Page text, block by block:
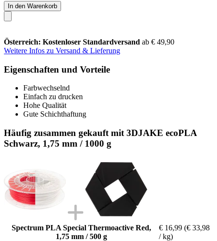
In den Warenkorb
Österreich: Kostenloser Standardversand ab € 49,90
Weitere Infos zu Versand & Lieferung
Eigenschaften und Vorteile
Farbwechselnd
Einfach zu drucken
Hohe Qualität
Gute Schichthaftung
Häufig zusammen gekauft mit 3DJAKE ecoPLA
Schwarz, 1,75 mm / 1000 g
Spectrum PLA Special Thermoactive Red,
1,75 mm / 500 g
€ 16,99 (€ 33,98
/ kg)